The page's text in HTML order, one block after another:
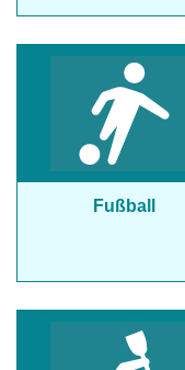
Fußball